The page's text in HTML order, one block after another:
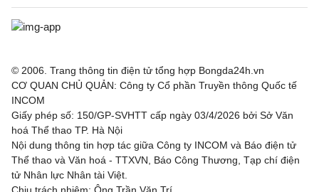
© 2006. Trang thông tin điện tử tổng hợp Bongda24h.vn
CƠ QUAN CHỦ QUẢN: Công ty Cổ phần Truyền thông Quốc tế
INCOM
Giấy phép số: 150/GP-SVHTT cấp ngày 03/4/2026 bởi Sở Văn
hoá Thể thao TP. Hà Nội
Nội dung thông tin hợp tác giữa Công ty INCOM và Báo điện tử
Thể thao và Văn hoá - TTXVN, Báo Công Thương, Tạp chí điện
tử Nhân lực Nhân tài Việt.